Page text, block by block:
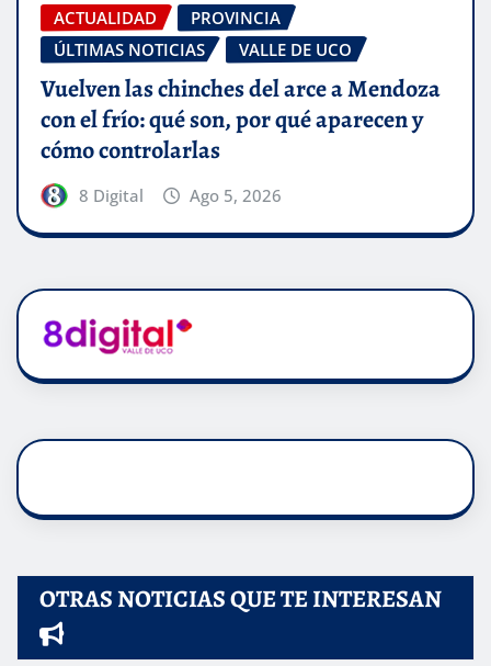
ACTUALIDAD
PROVINCIA
ÚLTIMAS NOTICIAS
VALLE DE UCO
Vuelven las chinches del arce a Mendoza
con el frío: qué son, por qué aparecen y
cómo controlarlas
8 Digital Ago 5, 2026
OTRAS NOTICIAS QUE TE INTERESAN